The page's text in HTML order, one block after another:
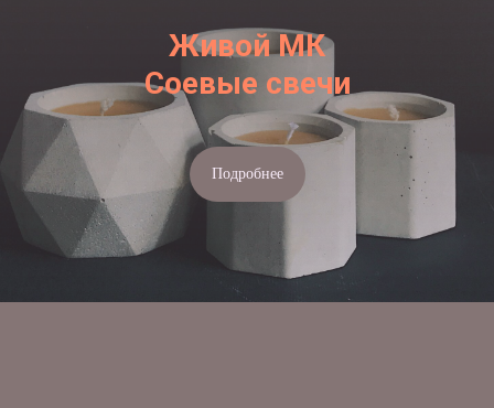
Живой МК
Соевые свечи
Подробнее